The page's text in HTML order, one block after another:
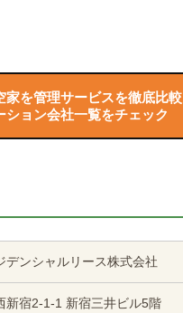
家を管理サービスを徹底比較
ション会社一覧をチェック
デンシャルリース株式会社
新宿2-1-1 新宿三井ビル5階